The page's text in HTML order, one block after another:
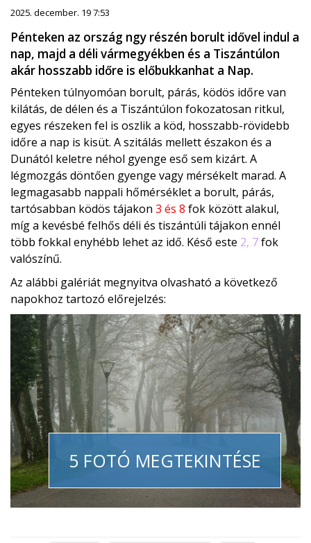
2025. december. 19 7:53
Pénteken az ország ngy részén borult idővel indul a
nap, majd a déli vármegyékben és a Tiszántúlon
akár hosszabb időre is előbukkanhat a Nap.
Pénteken túlnyomóan borult, párás, ködös időre van
kilátás, de délen és a Tiszántúlon fokozatosan ritkul,
egyes részeken fel is oszlik a köd, hosszabb-rövidebb
időre a nap is kisüt. A szitálás mellett északon és a
Dunától keletre néhol gyenge eső sem kizárt. A
légmozgás döntően gyenge vagy mérsékelt marad. A
legmagasabb nappali hőmérséklet a borult, párás,
tartósabban ködös tájakon 3 és 8 fok között alakul,
míg a kevésbé felhős déli és tiszántúli tájakon ennél
több fokkal enyhébb lehet az idő. Késő este 2, 7fok
valószínű.
Az alábbi galériát megnyitva olvasható a következő
napokhoz tartozó előrejelzés:
5 FOTÓ MEGTEKINTÉSE